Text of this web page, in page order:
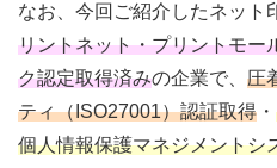
なお、今回ご紹介したネット
リントネット・プリントモー
ク認定取得済みの企業で、 圧
ティ（ISO27001）認証取得 ・
個人情報保護マネジメントシ